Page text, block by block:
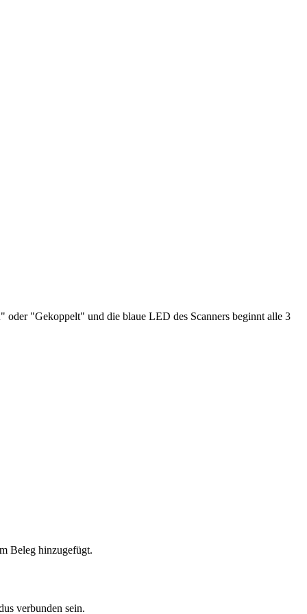
oder "Gekoppelt" und die blaue LED des Scanners beginnt alle 3
Beleg hinzugefügt.
verbunden sein.